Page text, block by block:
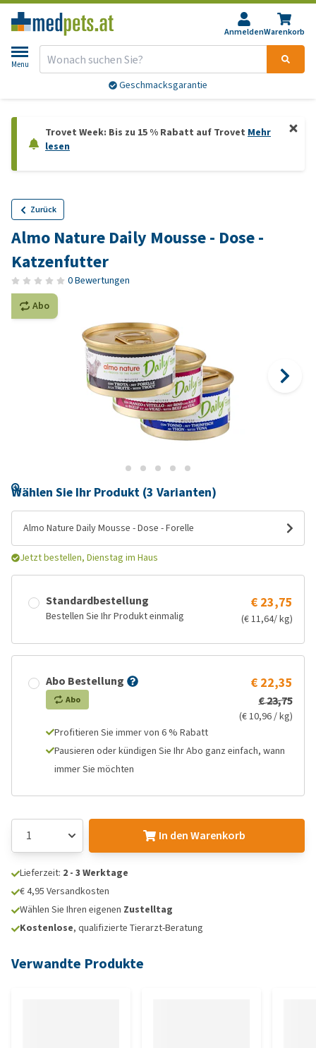
AnmeldenWarenkorb
Menu
Geschmacksgarantie
Trovet Week: Bis zu 15 % Rabatt auf Trovet Mehr
lesen
Zurück
Almo Nature Daily Mousse - Dose -
Katzenfutter
0 Bewertungen
Abo
Wählen Sie Ihr Produkt (3 Varianten)
Almo Nature Daily Mousse - Dose - Forelle
Jetzt bestellen, Dienstag im Haus
Standardbestellung
Bestellen Sie Ihr Produkt einmalig
€ 23,75
(€ 11,64/ kg)
Abo Bestellung
Abo
€ 22,35
€ 23,75
(€ 10,96 / kg)
Profitieren Sie immer von 6 % Rabatt
Pausieren oder kündigen Sie Ihr Abo ganz einfach, wann
immer Sie möchten
In den Warenkorb
Lieferzeit: 2 - 3 Werktage
€ 4,95 Versandkosten
Wählen Sie Ihren eigenen Zustelltag
Kostenlose, qualifizierte Tierarzt-Beratung
Verwandte Produkte